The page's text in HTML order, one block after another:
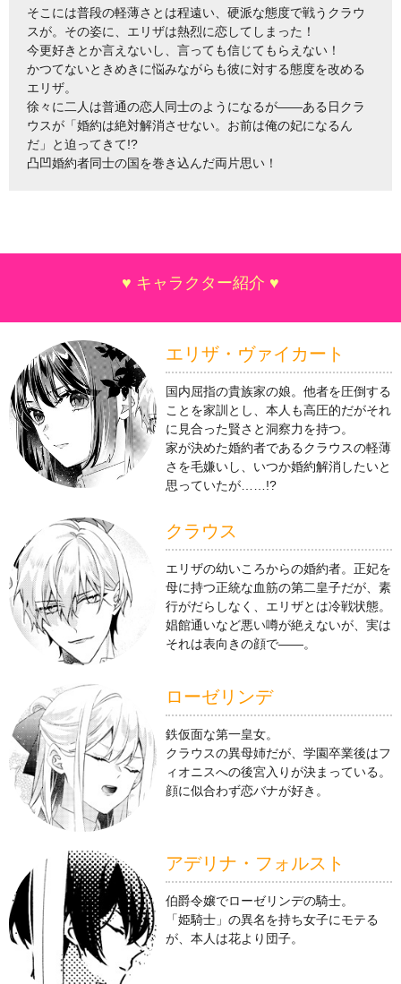
そこには普段の軽薄さとは程遠い、硬派な態度で戦うクラウ
スが。その姿に、エリザは熱烈に恋してしまった！
今更好きとか言えないし、言っても信じてもらえない！
かつてないときめきに悩みながらも彼に対する態度を改める
エリザ。
徐々に二人は普通の恋人同士のようになるが――ある日クラ
ウスが「婚約は絶対解消させない。お前は俺の妃になるん
だ」と迫ってきて!?
凸凹婚約者同士の国を巻き込んだ両片思い！
♥ キャラクター紹介 ♥
エリザ・ヴァイカート
国内屈指の貴族家の娘。他者を圧倒する
ことを家訓とし、本人も高圧的だがそれ
に見合った賢さと洞察力を持つ。
家が決めた婚約者であるクラウスの軽薄
さを毛嫌いし、いつか婚約解消したいと
思っていたが……!?
クラウス
エリザの幼いころからの婚約者。正妃を
母に持つ正統な血筋の第二皇子だが、素
行がだらしなく、エリザとは冷戦状態。
娼館通いなど悪い噂が絶えないが、実は
それは表向きの顔で――。
ローゼリンデ
鉄仮面な第一皇女。
クラウスの異母姉だが、学園卒業後はフ
ィオニスへの後宮入りが決まっている。
顔に似合わず恋バナが好き。
アデリナ・フォルスト
伯爵令嬢でローゼリンデの騎士。
「姫騎士」の異名を持ち女子にモテる
が、本人は花より団子。